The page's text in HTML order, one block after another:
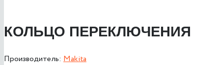
КОЛЬЦО ПЕРЕКЛЮЧЕНИЯ
Производитель: Makita